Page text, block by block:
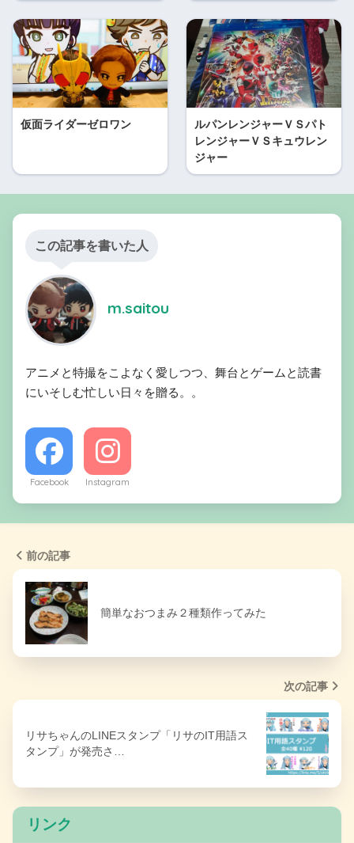
仮面ライダーゼロワン
ルパンレンジャーＶＳパト
レンジャーＶＳキュウレン
ジャー
この記事を書いた人
m.saitou
アニメと特撮をこよなく愛しつつ、舞台とゲームと読書
にいそしむ忙しい日々を贈る。。
Facebook Instagram
前の記事
簡単なおつまみ２種類作ってみた
次の記事
リサちゃんのLINEスタンプ「リサのIT用語ス
タンプ」が発売さ…
リンク